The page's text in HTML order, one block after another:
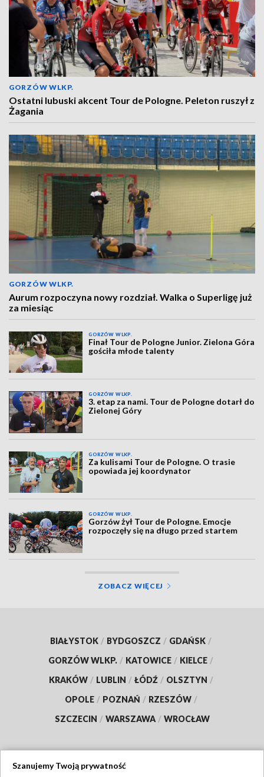
GORZÓW WLKP.
Ostatni lubuski akcent Tour de Pologne. Peleton ruszył z
Żagania
GORZÓW WLKP.
Aurum rozpoczyna nowy rozdział. Walka o Superligę już
za miesiąc
GORZÓW WLKP.
Finał Tour de Pologne Junior. Zielona Góra
gościła młode talenty
GORZÓW WLKP.
3. etap za nami. Tour de Pologne dotarł do
Zielonej Góry
GORZÓW WLKP.
Za kulisami Tour de Pologne. O trasie
opowiada jej koordynator
GORZÓW WLKP.
Gorzów żył Tour de Pologne. Emocje
rozpoczęły się na długo przed startem
ZOBACZ WIĘCEJ
BIAŁYSTOK / BYDGOSZCZ / GDAŃSK /
GORZÓW WLKP. / KATOWICE / KIELCE /
KRAKÓW / LUBLIN / ŁÓDŹ / OLSZTYN /
OPOLE / POZNAŃ / RZESZÓW /
SZCZECIN / WARSZAWA / WROCŁAW
Szanujemy Twoją prywatność